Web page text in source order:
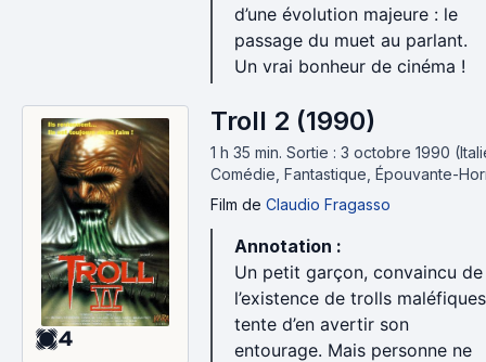
d’une évolution majeure : le
passage du muet au parlant.
Un vrai bonheur de cinéma !
4
Troll 2 (1990)
1 h 35 min. Sortie : 3 octobre 1990
Comédie, Fantastique, Épouvante-
Film de Claudio Fragasso
Annotation :
Un petit garçon, convaincu de
l’existence de trolls
tente d’en avertir son
entourage. Mais personne ne